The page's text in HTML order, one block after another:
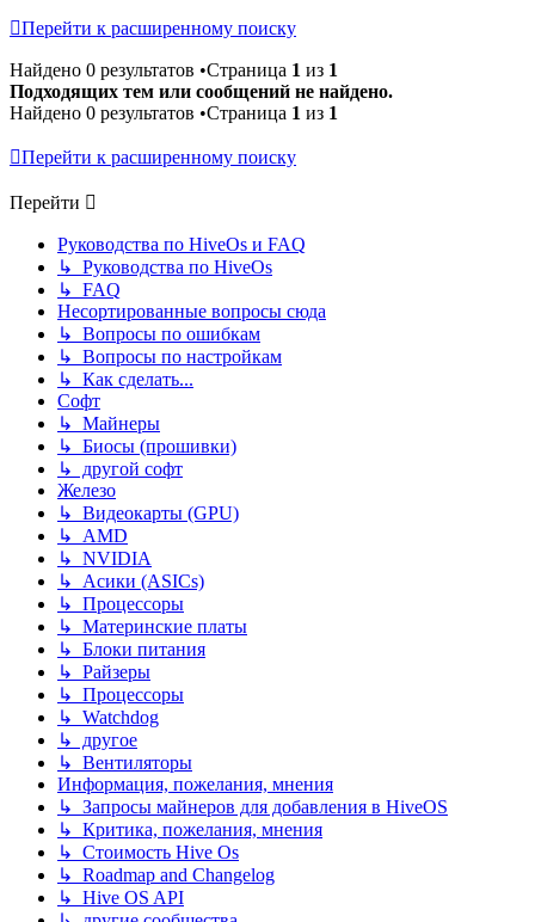
Перейти к расширенному поиску
Найдено 0 результатов •Страница 1 из 1
Подходящих тем или сообщений не найдено.
Найдено 0 результатов •Страница 1 из 1
Перейти к расширенному поиску
Перейти
Руководства по HiveOs и FAQ
↳ Руководства по HiveOs
↳ FAQ
Несортированные вопросы сюда
↳ Вопросы по ошибкам
↳ Вопросы по настройкам
↳ Как сделать...
Софт
↳ Майнеры
↳ Биосы (прошивки)
↳ другой софт
Железо
↳ Видеокарты (GPU)
↳ AMD
↳ NVIDIA
↳ Асики (ASICs)
↳ Процессоры
↳ Материнские платы
↳ Блоки питания
↳ Райзеры
↳ Процессоры
↳ Watchdog
↳ другое
↳ Вентиляторы
Информация, пожелания, мнения
↳ Запросы майнеров для добавления в HiveOS
↳ Критика, пожелания, мнения
↳ Стоимость Hive Os
↳ Roadmap and Changelog
↳ Hive OS API